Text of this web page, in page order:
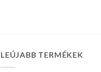
LEÚJABB TERMÉKEK